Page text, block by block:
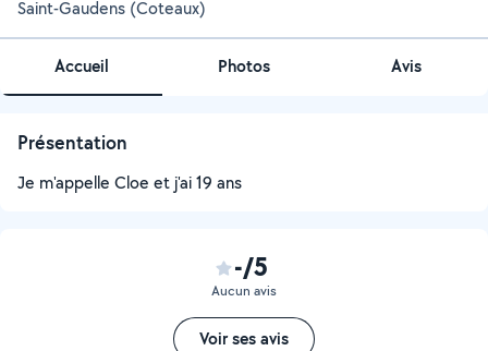
Saint-Gaudens (Coteaux)
Accueil Photos Avis
Présentation
Je m'appelle Cloe et j'ai 19 ans
-/5
Aucun avis
Voir ses avis